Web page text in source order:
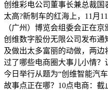
创维彩电公司董事长兼总裁
太高?新制车的红海上，11月
（广州）博览会组委会正在
创维数字股份无限公司发布
及做出太多富丽的动做，两
过了哪些电商圈大事儿小情
今日举行从题为“创维智能汽
故事点正在哪？10点电商：